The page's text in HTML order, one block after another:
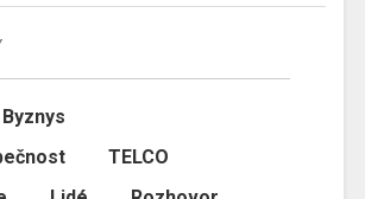
Byznys
TELCO